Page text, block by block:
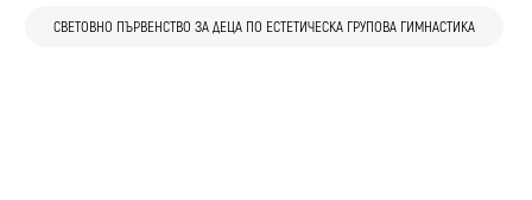
СВЕТОВНО ПЪРВЕНСТВО ЗА ДЕЦА ПО ЕСТЕТИЧЕСКА ГРУПОВА ГИМНАСТИКА
футболиста Васил Панайотов
Кюстендил с най-висока награда Диплом
Сапарева баня 02 мар
Дупница 13 фев